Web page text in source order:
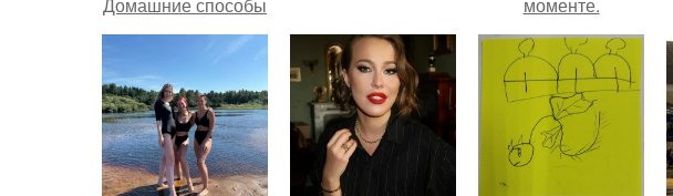
восстановления
осветления